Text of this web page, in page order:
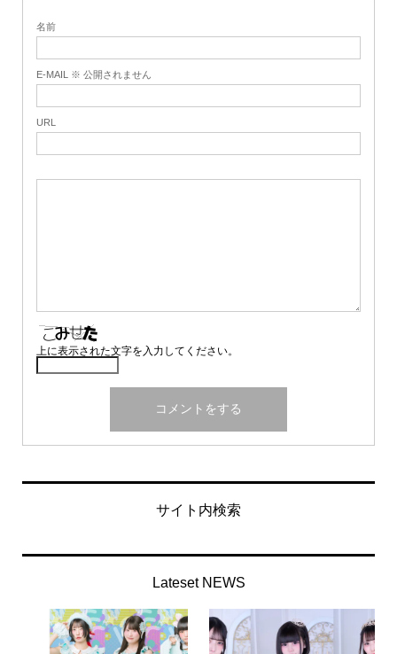
名前
E-MAIL ※ 公開されません
URL
上に表示された文字を入力してください。
サイト内検索
Lateset NEWS